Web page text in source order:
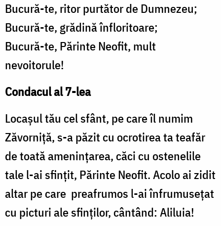
Bucură-te, ritor purtător de Dumnezeu;
Bucură-te, grădină înfloritoare;
Bucură-te, Părinte Neofit, mult
nevoitorule!
Condacul al 7-lea
Locașul tău cel sfânt, pe care îl numim
Zăvorniță, s-a păzit cu ocrotirea ta teafăr
de toată amenințarea, căci cu ostenelile
tale l-ai sfințit, Părinte Neofit. Acolo ai zidit
altar pe care preafrumos l-ai înfrumusețat
cu picturi ale sfinților, cântând: Aliluia!